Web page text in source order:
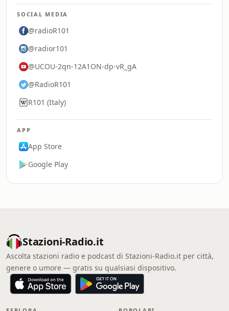
SOCIAL MEDIA
@radioR101
@radior101
@UCOU-2qn-12A1ON-dp-vR_gA
@RadioR101
R101 (Italy)
APP
App Store
Google Play
Stazioni-Radio.it
Ascolta stazioni radio e podcast di Stazioni-Radio.it per città,
genere o umore — gratis su qualsiasi dispositivo.